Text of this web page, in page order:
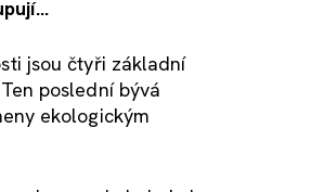
jsou čtyři základní
poslední bývá
ekologickým